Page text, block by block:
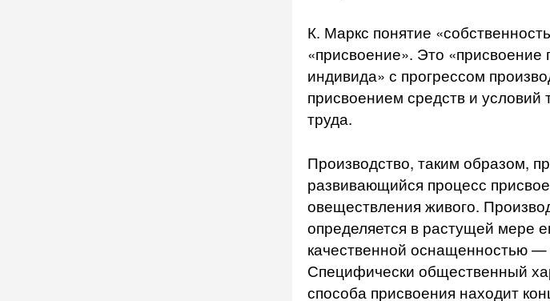
К. Маркс понятие
«присвоение». Это
индивида» с прогрессом
присвоением средств и условий
труда.
Производство, таким образом,
развивающийся процесс
овеществления живого.
определяется в растущей мере
качественной оснащенностью
Специфически общественный
способа присвоения находит